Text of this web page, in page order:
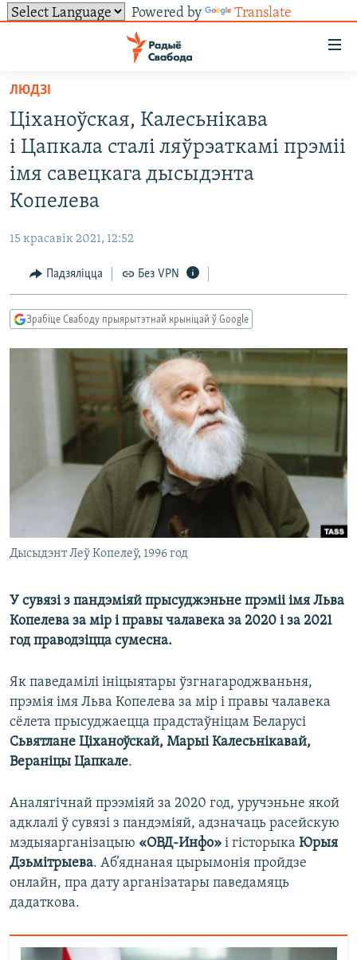
Powered by Translate
ўнівэрсальнага
доступу
Перайсьці
да
галоўнага
зьместу
Перайсьці
да
галоўнай
навігацыі
Перайсьці
да
пошуку
УСЕ НАВІНЫ
ЭКАНОМІКА
ВАЙНА
БЕЛАРУСЫ НА ВАЙНЕ
ТОЛЬКІ НА СВАБОДЗЕ
ПАДКАСТЫ
КНІГІ
АЎДЫЁКНІГІ
НА ХВАЛЯХ СВАБОДЫ
ПАДПІСАЦЦА
ПАДКАСТЫ
FACEBOOK
TWITTER
САЧЫЦЕ ЗА АБНАЎЛЕНЬНЯМІ
ЛЮДЗІ
Ціханоўская, Калесьнікава
і Цапкала сталі ляўрэаткамі прэміі
імя савецкага дысыдэнта
Копелева
15 красавік 2021, 12:52
Падзяліцца Без VPN
Зрабіце Свабоду прыярытэтнай крыніцай ў Google
Дысыдэнт Леў Копелеў, 1996 год
У сувязі з пандэміяй прысуджэньне прэміі імя Льва
Копелева за мір і правы чалавека за 2020 і за 2021
год праводзіцца сумесна.
Як паведамілі ініцыятары ўзгнагароджваньня,
прэмія імя Льва Копелева за мір і правы чалавека
сёлета прысуджаецца прадстаўніцам Беларусі
Сьвятлане Ціханоўскай, Марыі Калесьнікавай,
Вераніцы Цапкале.
Аналягічнай прээміяй за 2020 год, уручэньне якой
адклалі ў сувязі з пандэміяй, адзначаць расейскую
мэдыяарганізацыю «ОВД-Инфо» і гісторыка Юрыя
Дзьмітрыева. Аб’яднаная цырымонія пройдзе
онлайн, пра дату арганізатары паведамяць
дадаткова.